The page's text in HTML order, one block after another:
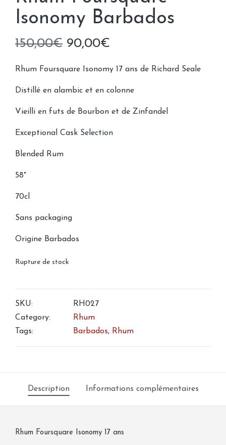
Isonomy Barbados
150,00€ Le
prix
initial
était :
150,00€.
90,00€
prix
actuel
est :
90,00€.
Rhum Foursquare Isonomy 17 ans de Richard Seale
Distillé en alambic et en colonne
Vieilli en futs de Bourbon et de Zinfandel
Exceptional Cask Selection
Blended Rum
58°
70cl
Sans packaging
Origine Barbados
Rupture de stock
SKU:
RH027
Category:
Rhum
Tags:
Barbados, Rhum
Description Informations complémentaires
Rhum Foursquare Isonomy 17 ans